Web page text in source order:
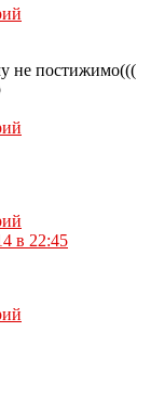
не постижимо(((
в 22:45